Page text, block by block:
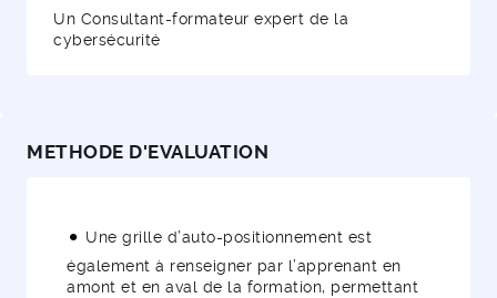
Un Consultant-formateur expert de la
cybersécurité
METHODE D'EVALUATION
Une grille d’auto-positionnement est
également à renseigner par l’apprenant en
amont et en aval de la formation, permettant